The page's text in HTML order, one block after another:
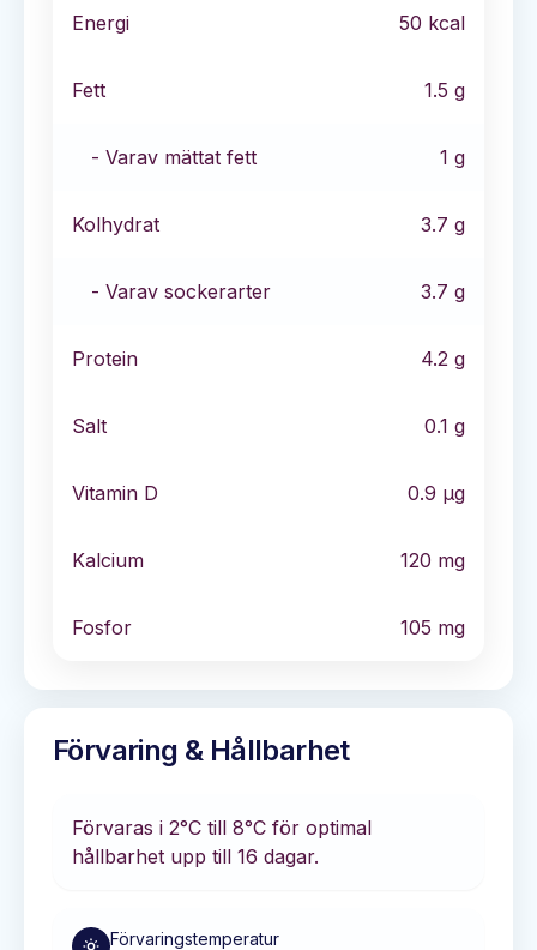
Energi 50 kcal
Fett 1.5 g
- Varav mättat fett 1 g
Kolhydrat 3.7 g
- Varav sockerarter 3.7 g
Protein 4.2 g
Salt 0.1 g
Vitamin D 0.9 µg
Kalcium 120 mg
Fosfor 105 mg
Förvaring & Hållbarhet
Förvaras i 2°C till 8°C för optimal
hållbarhet upp till 16 dagar.
Förvaringstemperatur